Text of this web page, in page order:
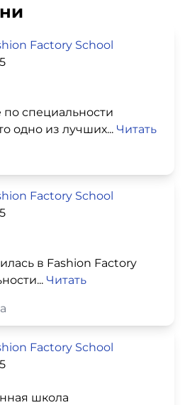
Factory School
5
специальности
одно из лучших... Читать
Factory School
5
в Fashion Factory
Читать
Factory School
5
школа